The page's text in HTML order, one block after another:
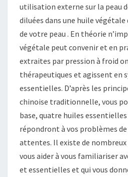
utilisation externe sur la peau
diluées dans une huile végétale
de votre peau . En théorie
végétale peut convenir et en
extraites par pression à froid
thérapeutiques et agissent en
essentielles. D’après les
chinoise traditionnelle, vous
base, quatre huiles
répondront à vos problèmes de
attentes. Il existe de
vous aider à vous familiariser
et essentielles et qui vous